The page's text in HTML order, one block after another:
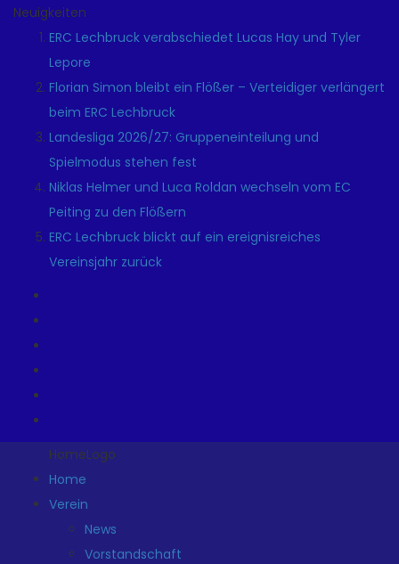
Neuigkeiten
ERC Lechbruck verabschiedet Lucas Hay und Tyler
Lepore
Florian Simon bleibt ein Flößer – Verteidiger verlängert
beim ERC Lechbruck
Landesliga 2026/27: Gruppeneinteilung und
Spielmodus stehen fest
Niklas Helmer und Luca Roldan wechseln vom EC
Peiting zu den Flößern
ERC Lechbruck blickt auf ein ereignisreiches
Vereinsjahr zurück
HomeLogo
Home
Verein
News
Vorstandschaft